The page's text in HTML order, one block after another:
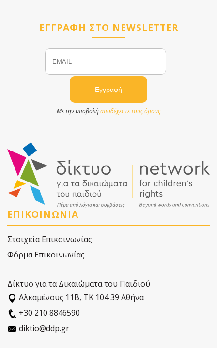
ΕΓΓΡΑΦΗ ΣΤΟ NEWSLETTER
Email
Με την υποβολήαποδέχεστε τους όρους
ΕΠΙΚΟΙΝΩΝΙΑ
Στοιχεία Επικοινωνίας
Φόρμα Επικοινωνίας
Δίκτυο για τα Δικαιώματα του Παιδιού
Αλκαµένους 11Β, ΤΚ 104 39 Αθήνα
+30 210 8846590
diktio@ddp.gr